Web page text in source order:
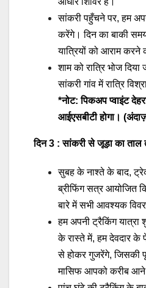
सांकरी पहुँचने पर, हम
करेंगे। दिन का बाकी
यात्रियों को आराम करने
शाम को रात्रि भोज
सांकरी गांव में रात्रि
*नोट: पिकअप प्वाइंट
आईएसबीटी होगा।
दिन 3 : सांकरी से जूड़ा का
सुबह के नाश्ते के बाद,
ब्रीफिंग सत्र आयोजित
बारे में सभी आवश्यक
हम अपनी ट्रैकिंग
के रास्ते में, हम देवदार के
से होकर गुजरेंगे, जिसकी
मासिफ आपको करीब